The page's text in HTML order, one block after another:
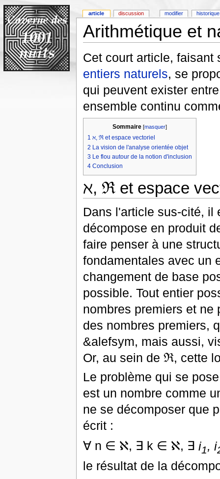
Arithmétique et
Cet court article, faisant
entiers naturels, se
qui peuvent exister
ensemble continu
Sommaire [masquer]
1 ℵ, ℜ et espace vectoriel
2 La vision de l'analyse orientée objet
3 Le flou autour de la notion d'inclusion
4 Conclusion
ℵ, ℜ et espace
Dans l'article sus-cité, il
décompose en produit
faire penser à une
fondamentales avec un
changement de base
possible. Tout entier
nombres premiers et ne
des nombres premiers,
&alefsym, mais aussi,
Or, au sein de ℜ, cette
Le problème qui se
est un nombre comme
ne se décomposer que
écrit :
∀ n ∈ ℵ, ∃ k ∈ ℵ, ∃ i1, i
le résultat de la
article discussion modifier historique